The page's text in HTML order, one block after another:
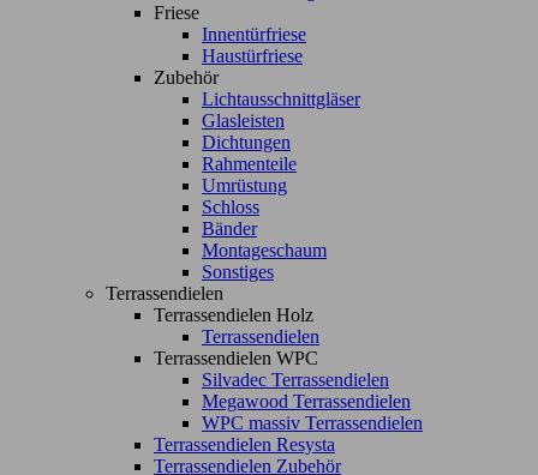
Friese
Innentürfriese
Haustürfriese
Zubehör
Lichtausschnittgläser
Glasleisten
Dichtungen
Rahmenteile
Umrüstung
Schloss
Bänder
Montageschaum
Sonstiges
Terrassendielen
Terrassendielen Holz
Terrassendielen
Terrassendielen WPC
Silvadec Terrassendielen
Megawood Terrassendielen
WPC massiv Terrassendielen
Terrassendielen Resysta
Terrassendielen Zubehör